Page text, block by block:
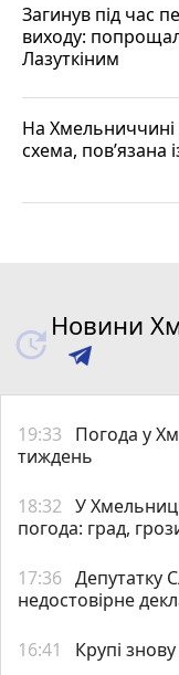
Загинув під час
виходу:
Лазуткіним
На Хмельниччині
схема, пов’язана
Новини
19:33
Погода у
тиждень
18:32 У
погода: град,
17:36 Депутатку
недостовірне
16:41 Крупі